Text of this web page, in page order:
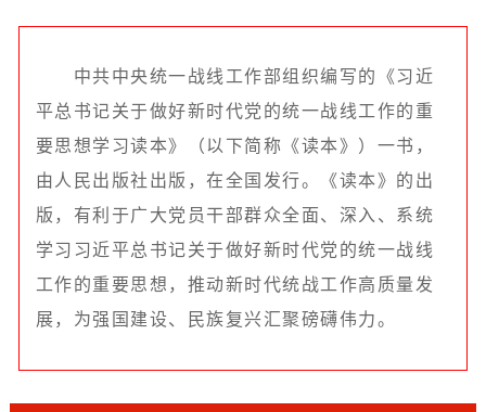
中共中央统一战线工作部组织编写的《习近
平总书记关于做好新时代党的统一战线工作的重
要思想学习读本》（以下简称《读本》）一书，
由人民出版社出版，在全国发行。《读本》的出
版，有利于广大党员干部群众全面、深入、系统
学习习近平总书记关于做好新时代党的统一战线
工作的重要思想，推动新时代统战工作高质量发
展，为强国建设、民族复兴汇聚磅礴伟力。